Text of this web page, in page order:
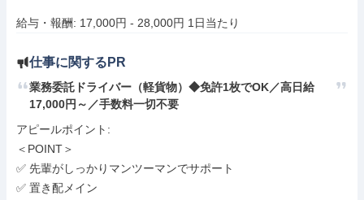
給与・報酬: 17,000円 - 28,000円 1日当たり
仕事に関するPR
業務委託ドライバー（軽貨物）◆免許1枚でOK／高日給
17,000円～／手数料一切不要
アピールポイント:
＜POINT＞
✅ 先輩がしっかりマンツーマンでサポート
✅ 置き配メイン